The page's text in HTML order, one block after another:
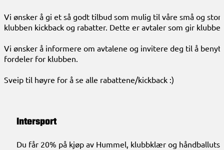
Vi ønsker å gi et så godt tilbud som mulig til våre små og
klubben kickback og rabatter. Dette er avtaler som gir
Vi ønsker å informere om avtalene og invitere deg til å
fordeler for klubben.
Sveip til høyre for å se alle rabattene/kickback :)
Intersport
Du får 20% på kjøp av Hummel, klubbklær og